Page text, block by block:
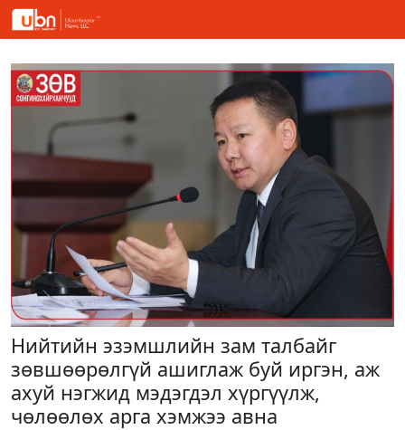
Нийтийн эзэмшлийн зам талбайг
зөвшөөрөлгүй ашиглаж буй иргэн, аж
ахуй нэгжид мэдэгдэл хүргүүлж,
чөлөөлөх арга хэмжээ авна